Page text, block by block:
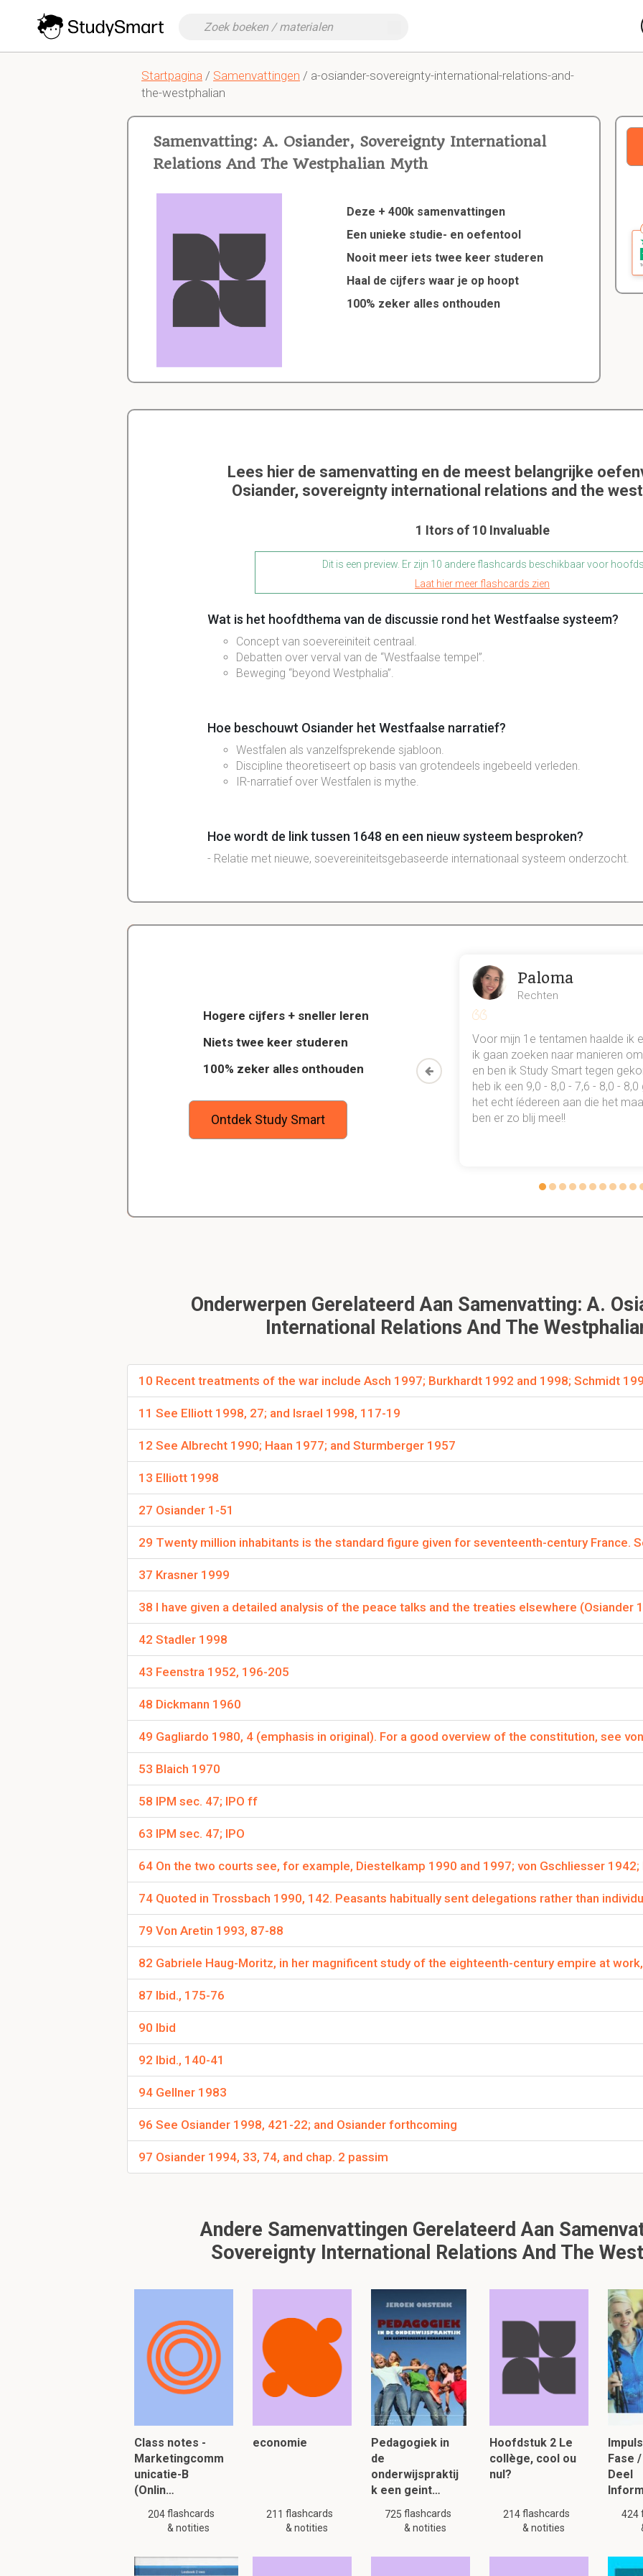
Startpagina / Samenvattingen / a-osiander-sovereignty-international-relations-and-
the-westphalian
Samenvatting: A. Osiander, Sovereignty International
Relations And The Westphalian Myth
Deze + 400k samenvattingen
Een unieke studie- en oefentool
Nooit meer iets twee keer studeren
Haal de cijfers waar je op hoopt
100% zeker alles onthouden
Lees hier de samenvatting en de meest belangrijke
Osiander, sovereignty international relations and the
1 Itors of 10 Invaluable
Dit is een preview. Er zijn 10 andere flashcards beschikbaar voor
Laat hier meer flashcards zien
Wat is het hoofdthema van de discussie rond het Westfaalse systeem?
Concept van soevereiniteit centraal.
Debatten over verval van de “Westfaalse tempel”.
Beweging “beyond Westphalia”.
Hoe beschouwt Osiander het Westfaalse narratief?
Westfalen als vanzelfsprekende sjabloon.
Discipline theoretiseert op basis van grotendeels ingebeeld verleden.
IR-narratief over Westfalen is mythe.
Hoe wordt de link tussen 1648 en een nieuw systeem besproken?
- Relatie met nieuwe, soevereiniteitsgebaseerde internationaal systeem onderzocht.
Wat was de basis van het conflict in de Dertigjarige Oorlog volgens de
Universalisten: Keizer en Spaanse koning (Habsburgers).
Particularisten: Denemarken, Republiek, Frankrijk, Zweden en Duitse prinsen.
Universalisten wilden controle over Christendom.
Geen bedreiging voor overleving of onafhankelijkheid.
standaardvisie?
De strijd bestond uit twee hoofdkampen:
Universalistactoren: keizer en Spaanse koning (Habsburgers), loyaliteit aan de
Welk doel hadden de Habsburgers volgens David Boucher en wat kenmerkte
vredesonderhandelingen volgens andere auteurs?
Analyserend vanuit IR-bronnen:
Boucher: Ondergraven van Habsburgse hegemonische ambities.
Evans & Newnham: Voorkomen van supranationaal keizerrijk.
Wat beweert Michael Sheehan over de Vrede van Westfalen?
Sheehan suggereert dat de vrede:
Ze wensten een enkel christelijk rijk te scheppen.
Waarom wordt de algemene interpretatie van de Habsburgse dreiging
twijfelachtig gezien?
De staten waren al lange tijd aanwezig.
Hogere cijfers + sneller leren
Niets twee keer studeren
100% zeker alles onthouden
Ontdek Study Smart
Dankzij StudySmart heb ik vorig jaar al mn
gehaald. Maar bovenal heb ik nu gewoon een heel
zeker weet dat ik de rest van mijn studie gewoon
Paloma
Rechten
Voor mijn 1e tentamen haalde ik
ik gaan zoeken naar manieren
en ben ik Study Smart tegen
heb ik een 9,0 - 8,0 - 7,6 - 8,0 -
het echt íédereen aan die het
ben er zo blij mee!!
Onderwerpen Gerelateerd Aan Samenvatting: A.
International Relations And The
10 Recent treatments of the war include Asch 1997; Burkhardt 1992 and 1998; Schmidt
11 See Elliott 1998, 27; and Israel 1998, 117-19
12 See Albrecht 1990; Haan 1977; and Sturmberger 1957
13 Elliott 1998
27 Osiander 1-51
29 Twenty million inhabitants is the standard figure given for seventeenth-century France.
37 Krasner 1999
38 I have given a detailed analysis of the peace talks and the treaties elsewhere (Osiander
42 Stadler 1998
43 Feenstra 1952, 196-205
48 Dickmann 1960
49 Gagliardo 1980, 4 (emphasis in original). For a good overview of the constitution, see
53 Blaich 1970
58 IPM sec. 47; IPO ff
63 IPM sec. 47; IPO
64 On the two courts see, for example, Diestelkamp 1990 and 1997; von Gschliesser 1942;
74 Quoted in Trossbach 1990, 142. Peasants habitually sent delegations rather than
79 Von Aretin 1993, 87-88
82 Gabriele Haug-Moritz, in her magnificent study of the eighteenth-century empire at
87 Ibid., 175-76
90 Ibid
92 Ibid., 140-41
94 Gellner 1983
96 See Osiander 1998, 421-22; and Osiander forthcoming
97 Osiander 1994, 33, 74, and chap. 2 passim
Andere Samenvattingen Gerelateerd Aan
Sovereignty International Relations And The
Class notes -
Marketingcomm
unicatie-B
(Onlin…
204flashcards
& notities
economie
211 flashcards
& notities
Pedagogiek in
de
onderwijspraktij
k een geint…
725 flashcards
& notities
Hoofdstuk 2 Le
collège, cool ou
nul?
214flashcards
& notities
Fase
Deel
424